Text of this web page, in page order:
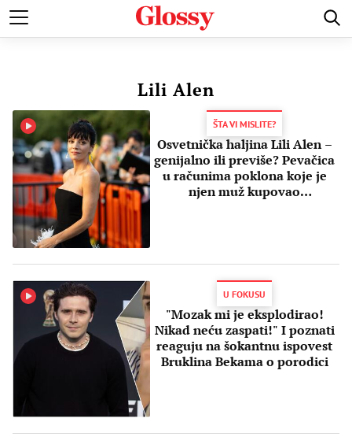
POZNATI MODA I LEPOTA ZDRAVI I SREĆNI LJUBAV
Lili Alen
ŠTA VI MISLITE?
Osvetnička haljina Lili Alen –
genijalno ili previše? Pevačica
u računima poklona koje je
njen muž kupovao
U FOKUSU
"Mozak mi je eksplodirao!
Nikad neću zaspati!" I poznati
reaguju na šokantnu ispovest
Bruklina Bekama o porodici